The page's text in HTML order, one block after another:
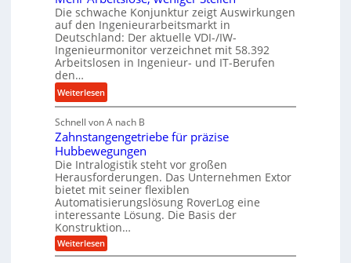
d
H
y
d
r
a
u
k
i
m
V
e
r
g
l
l
a
n
g
e
b
g
e
K
u
g
e
l
g
e
n
e
s
s
e
i
g
e
r
t
U
m
s
a
t
z
Die schwache Konjunktur zeigt Auswirkungen
auf den Ingenieurarbeitsmarkt in
Deutschland: Der aktuelle VDI-/IW-
Ingenieurmonitor verzeichnet mit 58.392
Arbeitslosen in Ingenieur- und IT-Berufen
den…
Weiterlesen:
M
e
h
r
A
r
b
e
i
t
s
Schnell von A nach B
Zahnstangengetriebe für präzise
Hubbewegungen
Die Intralogistik steht vor großen
Herausforderungen. Das Unternehmen Extor
bietet mit seiner flexiblen
Automatisierungslösung RoverLog eine
interessante Lösung. Die Basis der
Konstruktion…
Weiterlesen:
Z